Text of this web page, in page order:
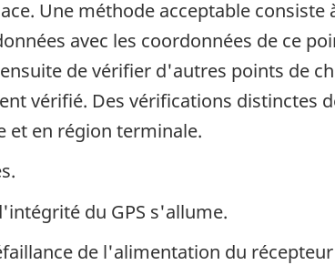
Une méthode acceptable consiste
avec les coordonnées de ce
de vérifier d'autres points de
vérifié. Des vérifications distinctes
et en région terminale.
du GPS s'allume.
de l'alimentation du récepteur